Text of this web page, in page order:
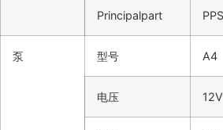
Principalpart PPS
泵 型号 A4
电压 12V